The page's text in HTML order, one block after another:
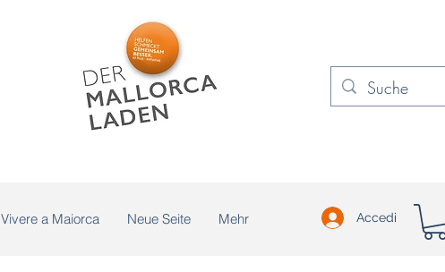
Vivere a Maiorca Neue Seite Mehr Accedi